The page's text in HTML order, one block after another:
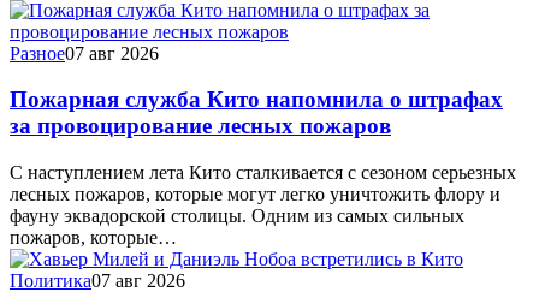
Разное07 авг 2026
Пожарная служба Кито напомнила о штрафах
за провоцирование лесных пожаров
С наступлением лета Кито сталкивается с сезоном серьезных
лесных пожаров, которые могут легко уничтожить флору и
фауну эквадорской столицы. Одним из самых сильных
пожаров, которые…
Политика07 авг 2026